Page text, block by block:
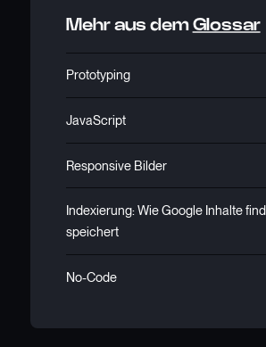
Mehr aus dem Glossar
Prototyping
JavaScript
Responsive Bilder
Indexierung: Wie Google Inhalte
speichert
No-Code